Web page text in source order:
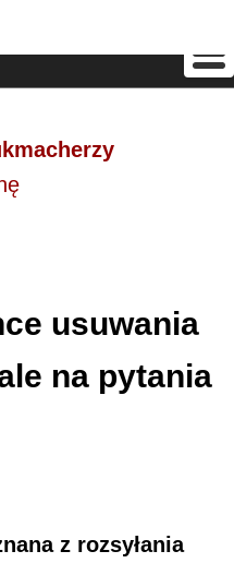
usuwania
na pytania
z rozsyłania